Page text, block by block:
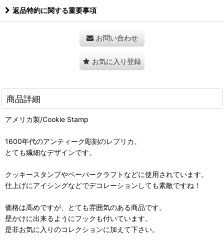
返品特約に関する重要事項
お問い合わせ
お気に入り登録
商品詳細
アメリカ製/Cookie Stamp
1600年代のアンティーク彫刻のレプリカ。
とても繊細なデザインです。
クッキースタンプやペーパークラフトなどに使用されています。
仕上げにアイシングなどでデコレーションしても素敵ですね！
価格は高めですが、とても雰囲気のある商品です。
壁かけに出来るようにフックも付いています。
是非お気に入りのコレクションに加えて下さい。